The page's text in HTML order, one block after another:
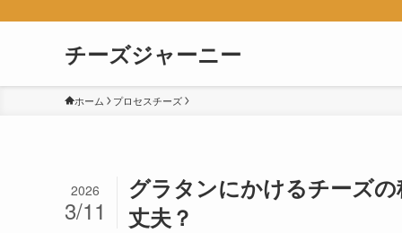
チーズジャーニー
ホーム プロセスチーズ
グラタンにかけるチーズ
丈夫？
2026
3/11